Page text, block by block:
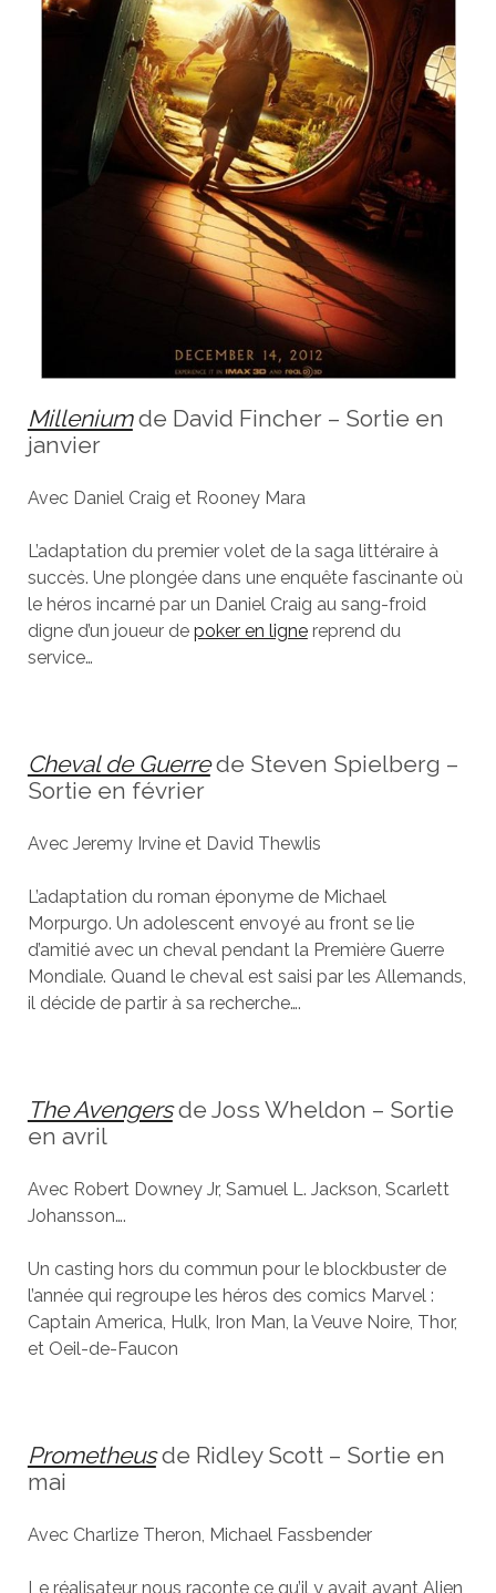
Milleniumde David Fincher – Sortie en
janvier
Avec Daniel Craig et Rooney Mara
L’adaptation du premier volet de la saga littéraire à
succès. Une plongée dans une enquête fascinante où
le héros incarné par un Daniel Craig au sang-froid
digne d’un joueur de poker en lignereprend du
service…
Cheval de Guerre de Steven Spielberg –
Sortie en février
Avec Jeremy Irvine et David Thewlis
L’adaptation du roman éponyme de Michael
Morpurgo. Un adolescent envoyé au front se lie
d’amitié avec un cheval pendant la Première Guerre
Mondiale. Quand le cheval est saisi par les Allemands,
il décide de partir à sa recherche….
The Avengers de Joss Wheldon – Sortie
en avril
Avec Robert Downey Jr, Samuel L. Jackson, Scarlett
Johansson….
Un casting hors du commun pour le blockbuster de
l’année qui regroupe les héros des comics Marvel :
Captain America, Hulk, Iron Man, la Veuve Noire, Thor,
et Oeil-de-Faucon
Prometheusde Ridley Scott – Sortie en
mai
Avec Charlize Theron, Michael Fassbender
Le réalisateur nous raconte ce qu’il y avait avant Alien